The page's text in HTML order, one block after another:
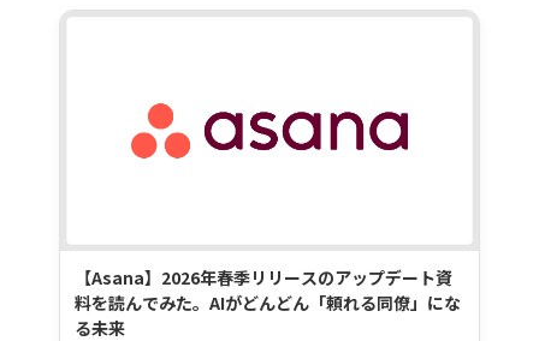
【Asana】2026年春季リリースのアップデート資
料を読んでみた。AIがどんどん「頼れる同僚」にな
る未来